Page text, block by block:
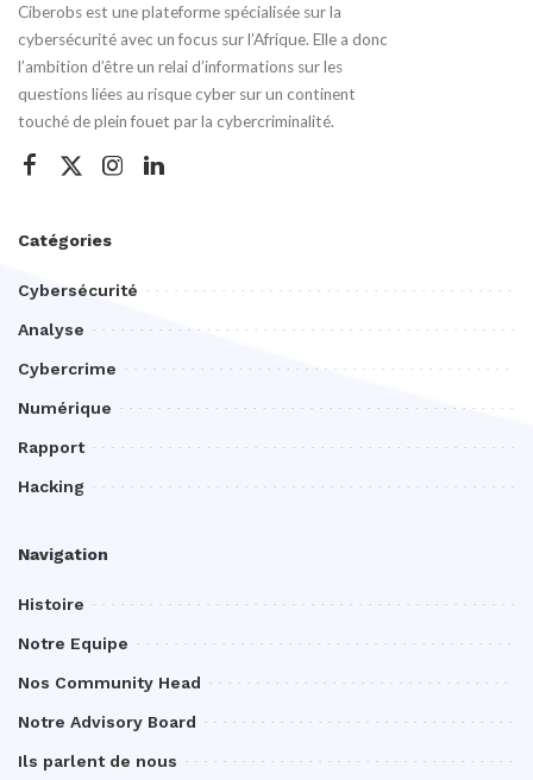
Ciberobs est une plateforme spécialisée sur la
cybersécurité avec un focus sur l’Afrique. Elle a donc
l’ambition d’être un relai d’informations sur les
questions liées au risque cyber sur un continent
touché de plein fouet par la cybercriminalité.
Catégories
Cybersécurité
Analyse
Cybercrime
Numérique
Rapport
Hacking
Navigation
Histoire
Notre Equipe
Nos Community Head
Notre Advisory Board
Ils parlent de nous